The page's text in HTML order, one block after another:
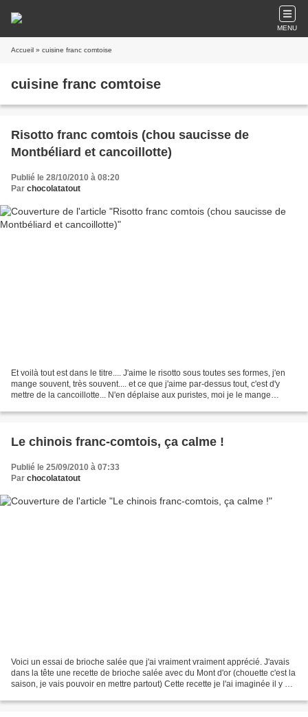
MENU
Accueil » cuisine franc comtoise
cuisine franc comtoise
Risotto franc comtois (chou saucisse de
Montbéliard et cancoillotte)
Publié le 28/10/2010 à 08:20
Par chocolatatout
Et voilà tout est dans le titre.... J'aime le risotto sous toutes ses formes, j'en
mange souvent, très souvent.... et ce que j'aime par-dessus tout, c'est d'y
mettre de la cancoillotte... N'en déplaise aux puristes, moi je le mange
Le chinois franc-comtois, ça calme !
Publié le 25/09/2010 à 07:33
Par chocolatatout
Voici un essai de brioche salée que j'ai vraiment vraiment apprécié. J'avais
dans la tête une recette de brioche salée avec du Mont d'or (chouette c'est la
saison, je vais pouvoir en mettre partout) Cette recette je l'ai imaginée il y a